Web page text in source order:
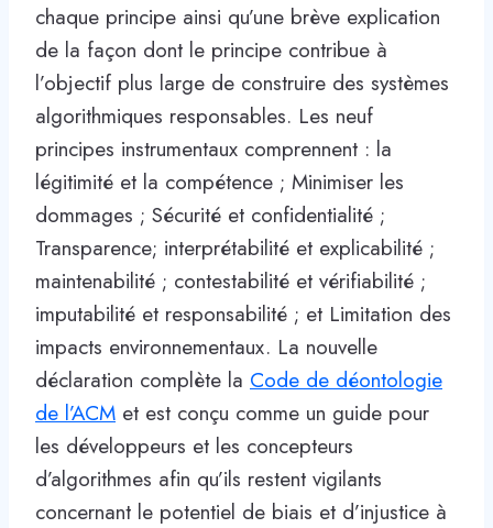
chaque principe ainsi qu’une brève explication
de la façon dont le principe contribue à
l’objectif plus large de construire des systèmes
algorithmiques responsables. Les neuf
principes instrumentaux comprennent : la
légitimité et la compétence ; Minimiser les
dommages ; Sécurité et confidentialité ;
Transparence; interprétabilité et explicabilité ;
maintenabilité ; contestabilité et vérifiabilité ;
imputabilité et responsabilité ; et Limitation des
impacts environnementaux. La nouvelle
déclaration complète la Code de déontologie
de l’ACM et est conçu comme un guide pour
les développeurs et les concepteurs
d’algorithmes afin qu’ils restent vigilants
concernant le potentiel de biais et d’injustice à